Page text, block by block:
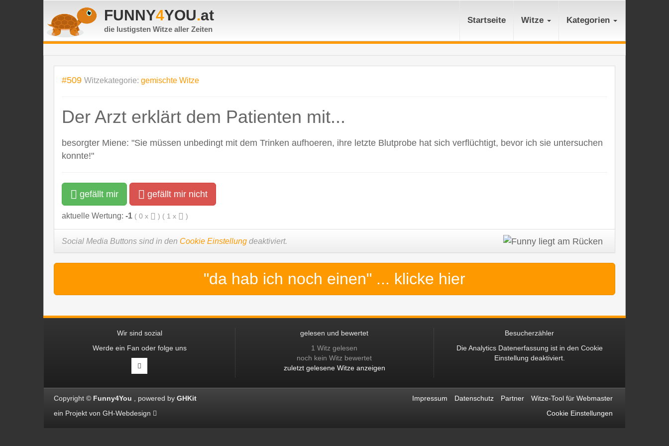
FUNNY4YOU.at
die lustigsten Witze aller Zeiten
Startseite Witze Kategorien
#509 Witzekategorie: gemischte Witze
Der Arzt erklärt dem Patienten mit...
besorgter Miene: "Sie müssen unbedingt mit dem Trinken aufhoeren, ihre letzte Blutprobe hat sich verflüchtigt, bevor ich sie untersuchen
konnte!"
gefällt mir gefällt mir nicht
aktuelle Wertung: -1 ( 0 x ) ( 1 x )
Social Media Buttons sind in den Cookie Einstellung deaktiviert.
"da hab ich noch einen" ... klicke hier
Wir sind sozial
Werde ein Fan oder folge uns
gelesen und bewertet
1 Witz gelesen
noch kein Witz bewertet
zuletzt gelesene Witze anzeigen
Besucherzähler
Die Analytics Datenerfassung ist in den Cookie
Einstellung deaktiviert.
Copyright © Funny4You powered by GHKit
ein Projekt von GH-Webdesign
Impressum Datenschutz Partner
Witze-Tool für Webmaster
Cookie Einstellungen